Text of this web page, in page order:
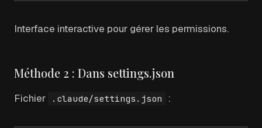
Interface interactive pour gérer les permissions.
Méthode 2 : Dans settings.json
Fichier .claude/settings.json :